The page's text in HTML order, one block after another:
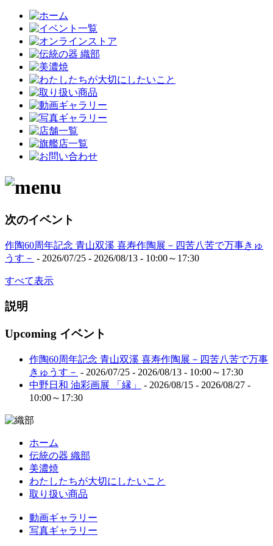
次のイベント
作陶60周年記念 青山双溪 喜寿作陶展－四苦八苦で万事きゅ
うす－ - 2026/07/25 - 2026/08/13 - 10:00～17:30
すべて表示
説明
Upcoming イベント
作陶60周年記念 青山双溪 喜寿作陶展－四苦八苦で万事
きゅうす－ - 2026/07/25 - 2026/08/13 - 10:00～17:30
中野日和 油彩画展 「縁」
- 2026/08/15 - 2026/08/27 -
10:00～17:30
ホーム
伝統の器 織部
美濃焼
わたしたちが大切にしたいこと
取り扱い商品
動画ギャラリー
写真ギャラリー